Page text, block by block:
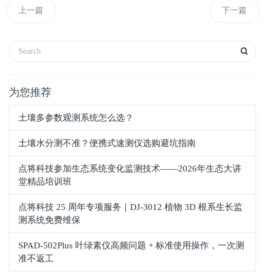
上一篇 下一篇
为您推荐
土壤多参数观测系统怎么选？
土壤水分测不准？便携式速测仪选购避坑指南
点将科技参加生态系统变化监测技术——2026年生态大讲
堂精品培训班
点将科技 25 周年专项服务｜DJ-3012 植物 3D 根系生长监
测系统免费维保
SPAD‑502Plus 叶绿素仪高频问题 + 标准使用操作，一次测
准不返工